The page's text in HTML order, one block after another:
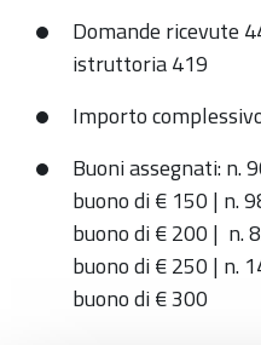
Domande ricevute
istruttoria 419
Importo
Buoni assegnati: n.
buono di € 150 | n.
buono di € 200 | n.
buono di € 250 | n.
buono di € 300